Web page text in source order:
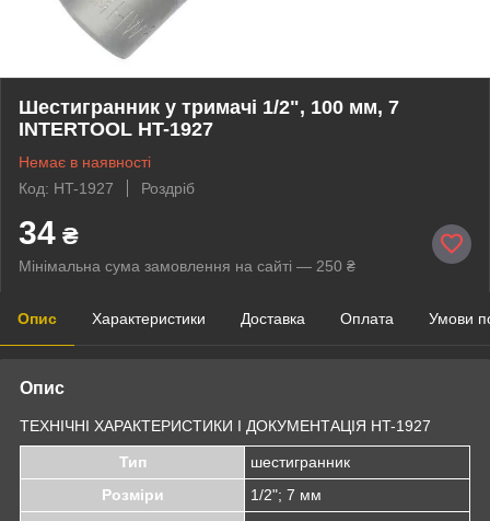
Шестигранник у тримачі 1/2", 100 мм, 7
INTERTOOL HT-1927
Немає в наявності
Код: HT-1927
Роздріб
34 ₴
Мінімальна сума замовлення на сайті — 250 ₴
Опис Характеристики Доставка Оплата Умови
Опис
ТЕХНІЧНІ ХАРАКТЕРИСТИКИ І ДОКУМЕНТАЦІЯ HT-1927
Тип
шестигранник
Розміри
1/2"; 7 мм